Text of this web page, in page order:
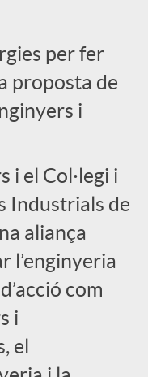
per fer
proposta de
i
i el Col·legi i
Industrials de
aliança
l’enginyeria
com
i
el